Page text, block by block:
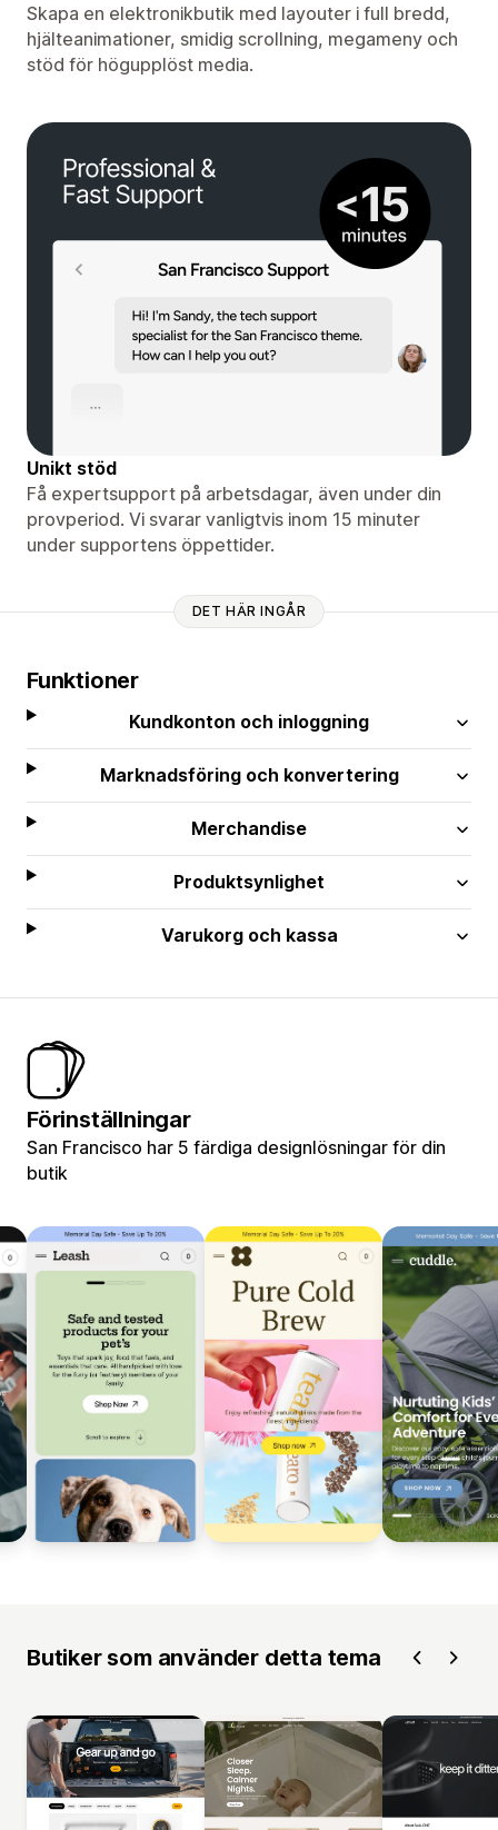
Skapa en elektronikbutik med layouter i full bredd,
hjälteanimationer, smidig scrollning, megameny och
stöd för högupplöst media.
Unikt stöd
Få expertsupport på arbetsdagar, även under din
provperiod. Vi svarar vanligtvis inom 15 minuter
under supportens öppettider.
DET HÄR INGÅR
Funktioner
Kundkonton och inloggning
Marknadsföring och konvertering
Merchandise
Produktsynlighet
Varukorg och kassa
Förinställningar
San Francisco har 5 färdiga designlösningar för din
butik
Butiker som använder detta tema